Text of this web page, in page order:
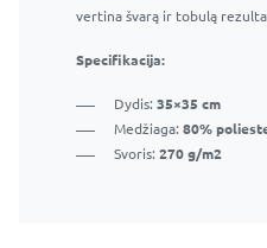
vertina švarą ir tobulą
Specifikacija:
Dydis: 35×35 cm
Medžiaga: 80%
Svoris: 270 g/m2